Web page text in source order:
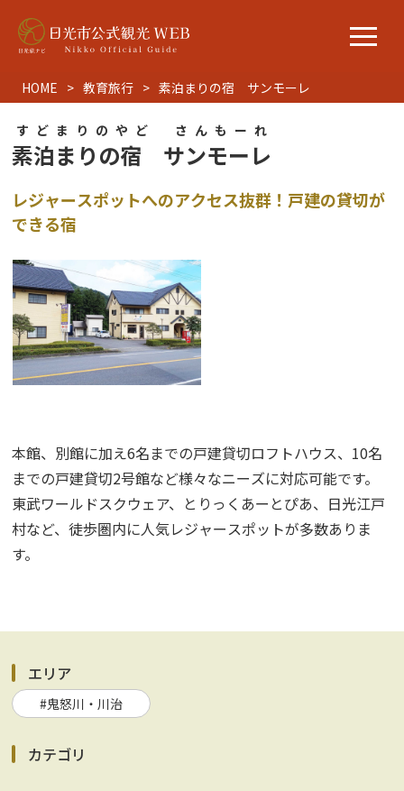
HOME 教育旅行 素泊まりの宿 サンモーレ
素泊まりの宿 サンモーレ
すどまりのやど さんもーれ
レジャースポットへのアクセス抜群！戸建の貸切が
できる宿
本館、別館に加え6名までの戸建貸切ロフトハウス、10名
までの戸建貸切2号館など様々なニーズに対応可能です。
東武ワールドスクウェア、とりっくあーとぴあ、日光江戸
村など、徒歩圏内に人気レジャースポットが多数ありま
す。
エリア
#鬼怒川・川治
カテゴリ